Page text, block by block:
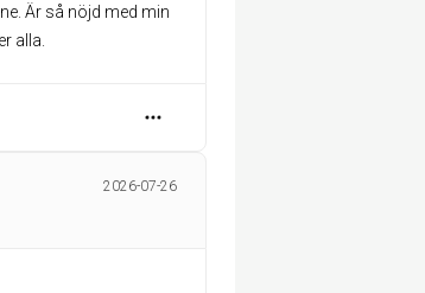
Är så nöjd med min
alla.
2026-07-26